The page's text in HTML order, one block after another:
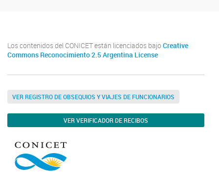
Los contenidos del CONICET están licenciados bajo Creative
Commons Reconocimiento 2.5 Argentina License
VER REGISTRO DE OBSEQUIOS Y VIAJES DE FUNCIONARIOS
VER VERIFICADOR DE RECIBOS